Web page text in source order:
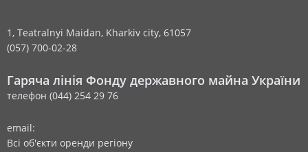
1, Teatralnyi Maidan, Kharkiv city, 61057
(057) 700-02-28
Гаряча лінія Фонду державного майна України
телефон (044) 254 29 76
email:
Всі об'єкти оренди регіону